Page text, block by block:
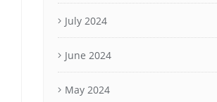
July 2024
June 2024
May 2024